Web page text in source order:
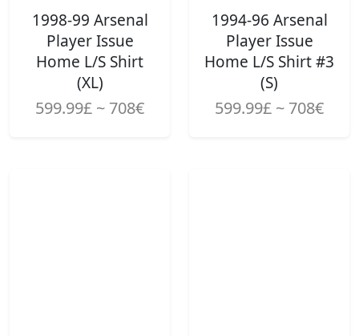
1998-99 Arsenal
Player Issue
Home L/S Shirt
(XL)
599.99£ ~ 708€
1994-96 Arsenal
Player Issue
Home L/S Shirt #3
(S)
599.99£ ~ 708€